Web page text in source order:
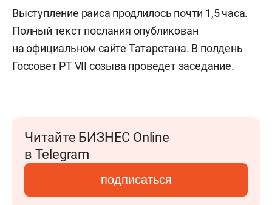
Выступление раиса продлилось почти 1,5 часа.
Полный текст послания опубликован
на официальном сайте Татарстана. В полдень
Госсовет РТ VII созыва проведет заседание.
Читайте БИЗНЕС Online
в Telegram
подписаться